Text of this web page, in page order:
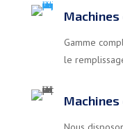
Machines
Gamme
le